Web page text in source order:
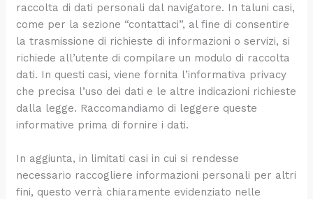
raccolta di dati personali dal navigatore. In taluni casi,
come per la sezione “contattaci”, al fine di consentire
la trasmissione di richieste di informazioni o servizi, si
richiede all’utente di compilare un modulo di raccolta
dati. In questi casi, viene fornita l’informativa privacy
che precisa l’uso dei dati e le altre indicazioni richieste
dalla legge. Raccomandiamo di leggere queste
informative prima di fornire i dati.
In aggiunta, in limitati casi in cui si rendesse
necessario raccogliere informazioni personali per altri
fini, questo verrà chiaramente evidenziato nelle